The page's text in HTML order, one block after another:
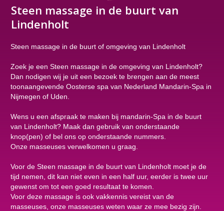
Steen massage in de buurt van
Lindenholt
Steen massage in de buurt of omgeving van Lindenholt
Zoek je een Steen massage in de omgeving van Lindenholt?
Dan nodigen wij je uit een bezoek te brengen aan de meest
toonaangevende Oosterse spa van Nederland Mandarin-Spa in
Nijmegen of Uden.
Wens u een afspraak te maken bij mandarin-Spa in de buurt
van Lindenholt? Maak dan gebruik van onderstaande
knop(pen) of bel ons op onderstaande nummers.
Onze masseuses verwelkomen u graag.
Voor de Steen massage in de buurt van Lindenholt moet je de
tijd nemen, dit kan niet even in een half uur, eerder is twee uur
gewenst om tot een goed resultaat te komen.
Voor deze massage is ook vakkennis vereist van de
masseuses, onze masseuses weten waar ze mee bezig zijn.